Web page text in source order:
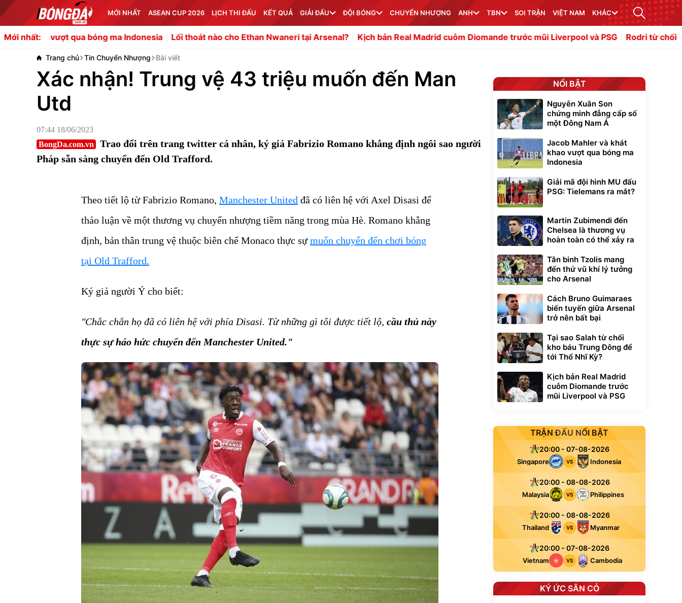
MỚI NHẤT ASEAN CUP 2026 LỊCH THI ĐẤU KẾT QUẢ GIẢI ĐẤU ĐỘI BÓNG CHUYỂN NHƯỢNG ANH TBN SOI TRẬN VIỆT NAM KHÁC
Mới nhất:
bóng ma Indonesia Lối thoát nào cho Ethan Nwaneri tại Arsenal? Kịch bản Real Madrid cuỗm Diomande trước mũi Liverpool và PSG Rodri từ chối Real Madrid, đạt
Trang chủ Tin Chuyển Nhượng Bài viết
Xác nhận! Trung vệ 43 triệu muốn đến Man
Utd
07:44 18/06/2023
BongDa.com.vn
Trao đổi trên trang twitter cá nhân, ký giả Fabrizio Romano khẳng định ngôi sao người
Pháp sẵn sàng chuyển đến Old Trafford.
Theo tiết lộ từ Fabrizio Romano, Manchester United đã có liên hệ với Axel Disasi để
thảo luận về một thương vụ chuyển nhượng tiềm năng trong mùa Hè. Romano khẳng
định, bản thân trung vệ thuộc biên chế Monaco thực sựmuốn chuyển đến chơi bóng
tại Old Trafford.
Ký giả người Ý cho biết:
"Chắc chắn họ đã có liên hệ với phía Disasi. Từ những gì tôi được tiết lộ, cầu thủ này
thực sự háo hức chuyển đến Manchester United."
NỔI BẬT
Nguyễn Xuân Son
chứng minh đẳng cấp số
một Đông Nam Á
Jacob Mahler và khát
khao vượt qua bóng ma
Indonesia
Giải mã đội hình MU đấu
PSG: Tielemans ra mắt?
Martin Zubimendi đến
Chelsea là thương vụ
hoàn toàn có thể xảy ra
Tân binh Tzolis mang
đến thứ vũ khí lý tưởng
cho Arsenal
Cách Bruno Guimaraes
biến tuyến giữa Arsenal
trở nên bất bại
Tại sao Salah từ chối
kho báu Trung Đông để
tới Thổ Nhĩ Kỳ?
Kịch bản Real Madrid
cuỗm Diomande trước
mũi Liverpool và PSG
TRẬN ĐẤU NỔI BẬT
20:00 - 07-08-2026
Singapore VS Indonesia
20:00 - 08-08-2026
Malaysia VS Philippines
20:00 - 08-08-2026
Thailand VS Myanmar
20:00 - 07-08-2026
Vietnam VS Cambodia
KÝ ỨC SÂN CỎ